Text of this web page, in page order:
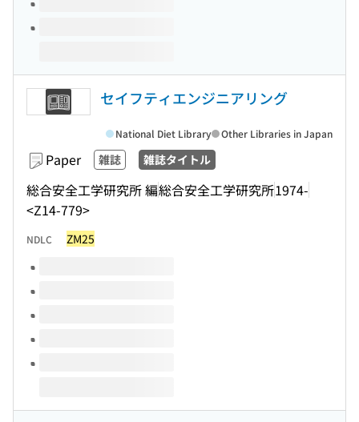
セイフティエンジニアリング
Paper 雑誌 雑誌タイトル
総合安全工学研究所 編総合安全工学研究所1974-
<Z14-779>
National Diet Library Other Libraries in Japan
NDLC ZM25
Volumes of this title